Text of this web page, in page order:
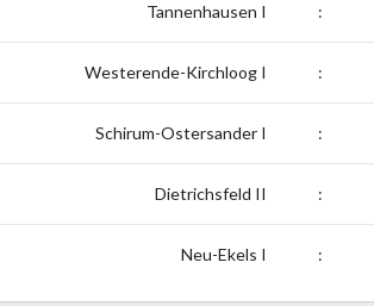
Tannenhausen I :
Westerende-Kirchloog I :
Schirum-Ostersander I :
Dietrichsfeld II :
Neu-Ekels I :